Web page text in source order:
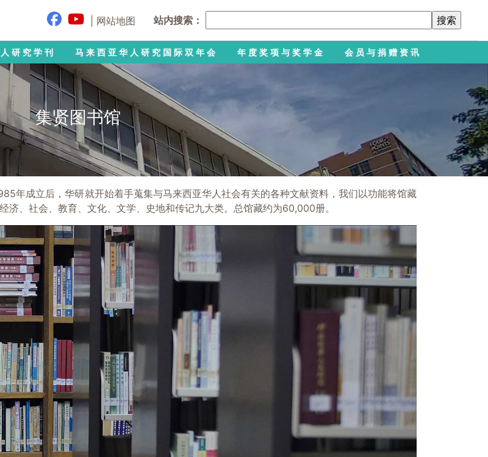
网站地图 站内搜索：
研究学刊 马来西亚华人研究国际双年会 年度奖项与奖学金 会员与捐赠资讯
集贤图书馆
年成立后，华研就开始着手蒐集与马来西亚华人社会有关的各种文献资料，我们以功能将馆藏
、社会、教育、文化、文学、史地和传记九大类。总馆藏约为60,000册。